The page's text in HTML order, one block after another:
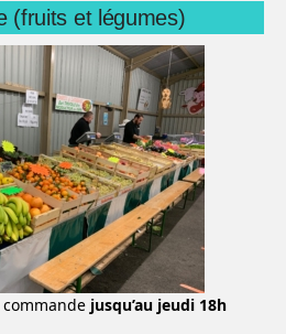
(fruits et légumes)
jusqu’au jeudi 18h